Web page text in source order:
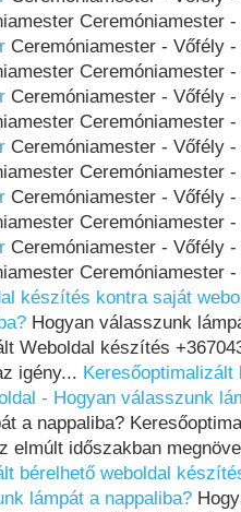
Ceremóniamester
Ceremóniamester - Vőfély
Ceremóniamester
Ceremóniamester - Vőfély
Ceremóniamester
Ceremóniamester - Vőfély
Ceremóniamester
Ceremóniamester - Vőfély
Ceremóniamester
Ceremóniamester - Vőfély
Ceremóniamester
készítés kontra saját
Hogyan válasszunk
Weboldal készítés
igény...
- Hogyan válasszunk
a nappaliba?
elmúlt időszakban
bérelhető weboldal
lámpát a nappaliba?